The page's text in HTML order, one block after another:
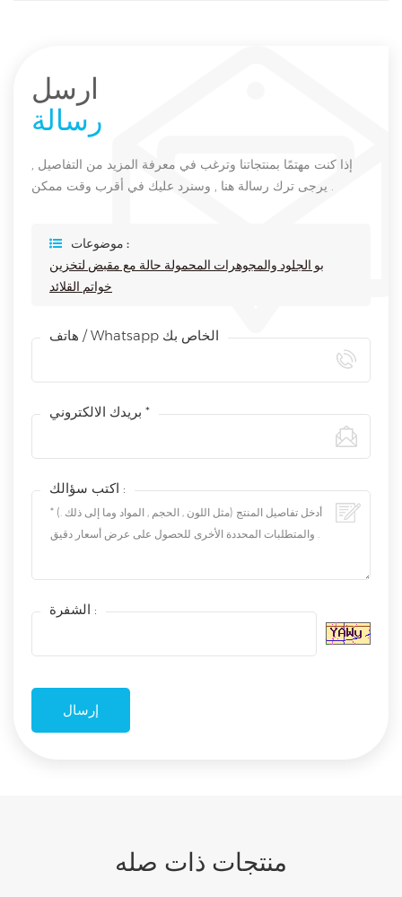
ارسل
رسالة
إذا كنت مهتمًا بمنتجاتنا وترغب في معرفة المزيد من التفاصيل ,
يرجى ترك رسالة هنا , وسنرد عليك في أقرب وقت ممكن .
موضوعات :
بو الجلود والمجوهرات المحمولة حالة مع مقبض لتخزين
خواتم القلائد
هاتف / Whatsapp الخاص بك
بريدك الالكتروني *
اكتب سؤالك :
الشفرة :
منتجات ذات صله